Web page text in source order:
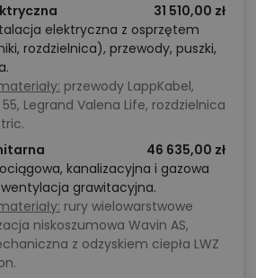
31 510,00 zł
elektryczna z osprzętem
rozdzielnica), przewody, puszki,
przewody LappKabel,
Legrand Valena Life, rozdzielnica
46 635,00 zł
kanalizacyjna i gazowa
grawitacyjna.
rury wielowarstwowe
niskoszumowa Wavin AS,
z odzyskiem ciepła LWZ